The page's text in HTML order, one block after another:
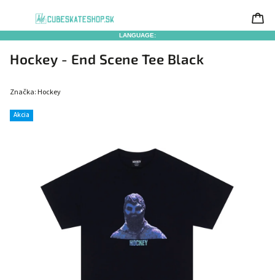
LANGUAGE:
Hockey - End Scene Tee Black
Akcia
Značka: Hockey